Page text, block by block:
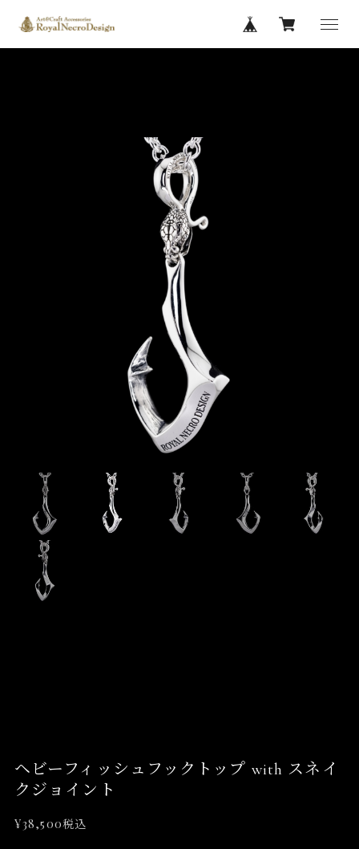
ヘビーフィッシュフックトップ with スネイ
クジョイント
¥38,500税込